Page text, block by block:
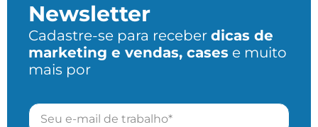
Newsletter
Cadastre-se para receber dicas de
marketing e vendas, cases e muito
mais por